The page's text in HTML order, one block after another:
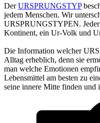
DerURSPRUNGSTYP
jedem Menschen. Wir
URSPRUNGSTYPEN.
Kontinent, ein Ur-Volk und
Die Information welcher
Alltag erheblich, denn sie
man welche Emotionen
Lebensmittel am besten zu
seine innere Mitte finden und